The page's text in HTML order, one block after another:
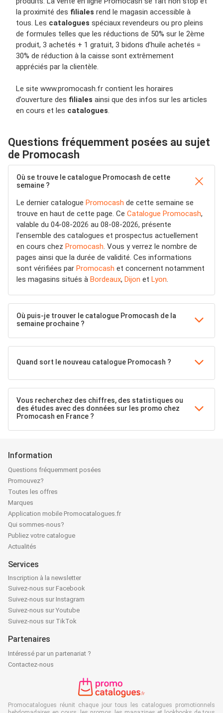
la proximité des filiales rend le magasin accessible à
tous. Les catalogues spéciaux revendeurs ou pro pleins
de formules telles que les réductions de 50% sur le 2ème
produit, 3 achetés + 1 gratuit, 3 bidons d’huile achetés =
30% de réduction à la caisse sont extrêmement
appréciés par la clientèle.
Le site www.promocash.fr contient les horaires
d’ouverture des filiales ainsi que des infos sur les articles
en cours et les catalogues.
Questions fréquemment posées au sujet
de Promocash
Où se trouve le catalogue Promocash de cette
semaine ?
Le dernier catalogue Promocash de cette semaine se
trouve en haut de cette page. Ce Catalogue Promocash,
valable du 04-08-2026 au 08-08-2026, présente
l’ensemble des catalogues et prospectus actuellement
en cours chez Promocash. Vous y verrez le nombre de
pages ainsi que la durée de validité. Ces informations
sont vérifiées par Promocash et concernent notamment
les magasins situés à Bordeaux, Dijon et Lyon.
Où puis-je trouver le catalogue Promocash de la
semaine prochaine ?
Quand sort le nouveau catalogue Promocash ?
Vous recherchez des chiffres, des statistiques ou
des études avec des données sur les promo chez
Promocash en France ?
Information
Questions fréquemment posées
Promouvez?
Toutes les offres
Marques
Application mobile Promocatalogues.fr
Qui sommes-nous?
Publiez votre catalogue
Actualités
Services
Inscription à la newsletter
Suivez-nous sur Facebook
Suivez-nous sur Instagram
Suivez-nous sur Youtube
Suivez-nous sur TikTok
Partenaires
Intéressé par un partenariat ?
Contactez-nous
Promocatalogues réunit chaque jour tous les catalogues promotionnels